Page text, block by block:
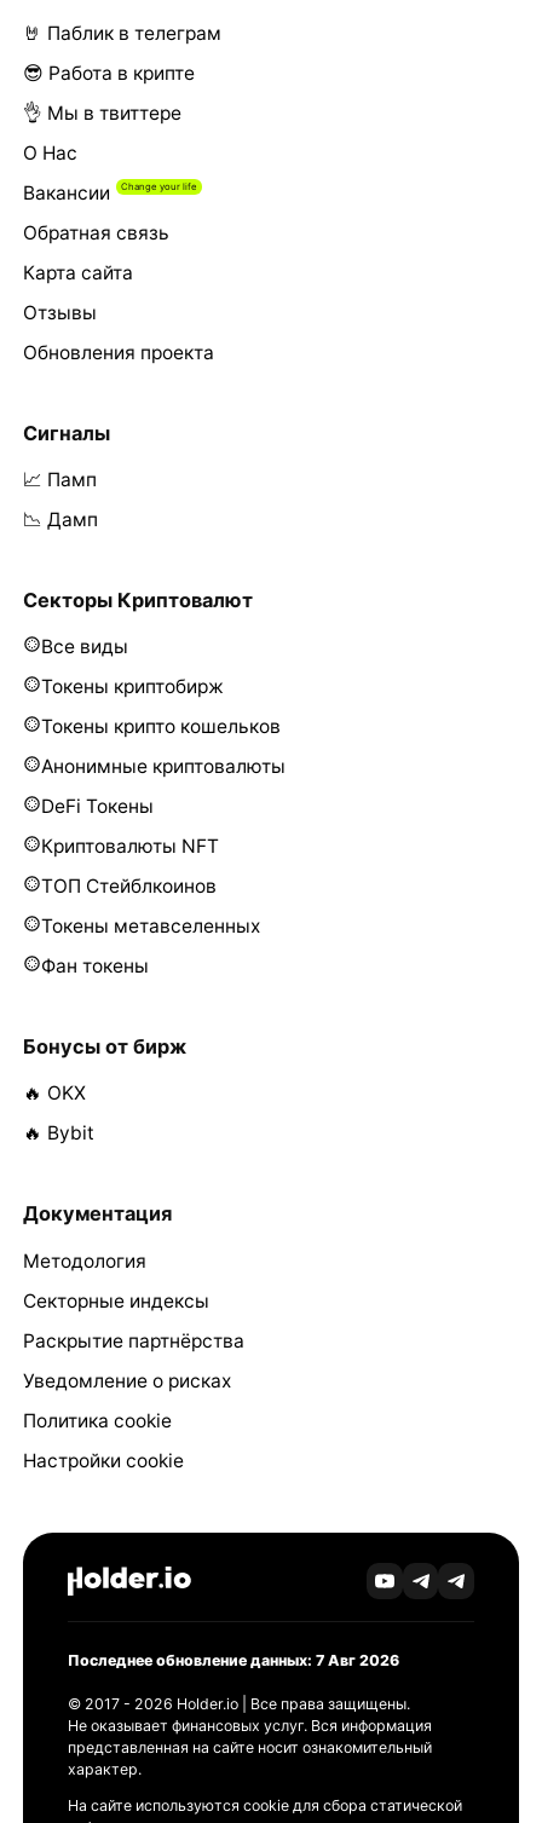
🤘 Паблик в телеграм
😎 Работа в крипте
👌 Мы в твиттере
О Нас
Вакансии
Обратная связь
Карта сайта
Отзывы
Обновления проекта
Сигналы
📈 Памп
📉 Дамп
Секторы Криптовалют
Все виды
Токены криптобирж
Токены крипто кошельков
Анонимные криптовалюты
DeFi Токены
Криптовалюты NFT
ТОП Стейблкоинов
Токены метавселенных
Фан токены
Бонусы от бирж
🔥 OKX
🔥 Bybit
Документация
Методология
Секторные индексы
Раскрытие партнёрства
Уведомление о рисках
Политика cookie
Настройки cookie
Последнее обновление данных: 7 Авг 2026
© 2017 - 2026 Holder.io | Все права защищены.
Не оказывает финансовых услуг. Вся информация
представленная на сайте носит ознакомительный
характер.
На сайте используются cookie для сбора статической